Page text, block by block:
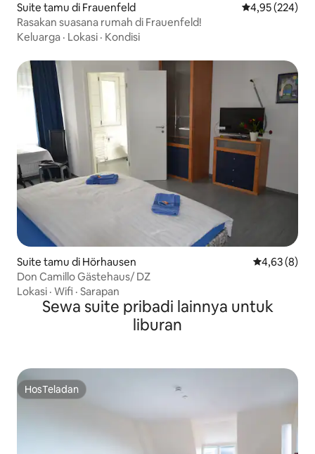
Suite tamu di Frauenfeld Nilai rata-rata
4,95 (224)
Rasakan suasana rumah di Frauenfeld!
Keluarga · Lokasi · Kondisi
Suite tamu di Hörhausen Nilai rata-
4,63 (8)
Don Camillo Gästehaus/ DZ
Lokasi · Wifi · Sarapan
Sewa suite pribadi lainnya untuk
liburan
HosTeladan
HosTeladan